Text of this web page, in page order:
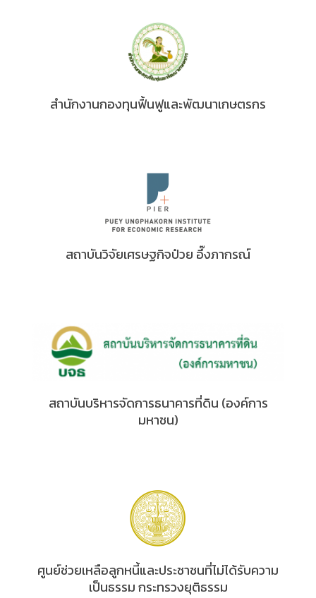
สำนักงานกองทุนฟื้นฟูและพัฒนาเกษตรกร
สถาบันวิจัยเศรษฐกิจป๋วย อึ๊งภากรณ์
สถาบันบริหารจัดการธนาคารที่ดิน (องค์การ
มหาชน)
ศูนย์ช่วยเหลือลูกหนี้และประชาชนที่ไม่ได้รับความ
เป็นธรรม กระทรวงยุติธรรม